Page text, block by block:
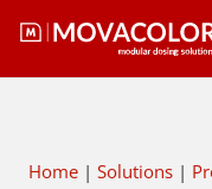
Home | Solutions |